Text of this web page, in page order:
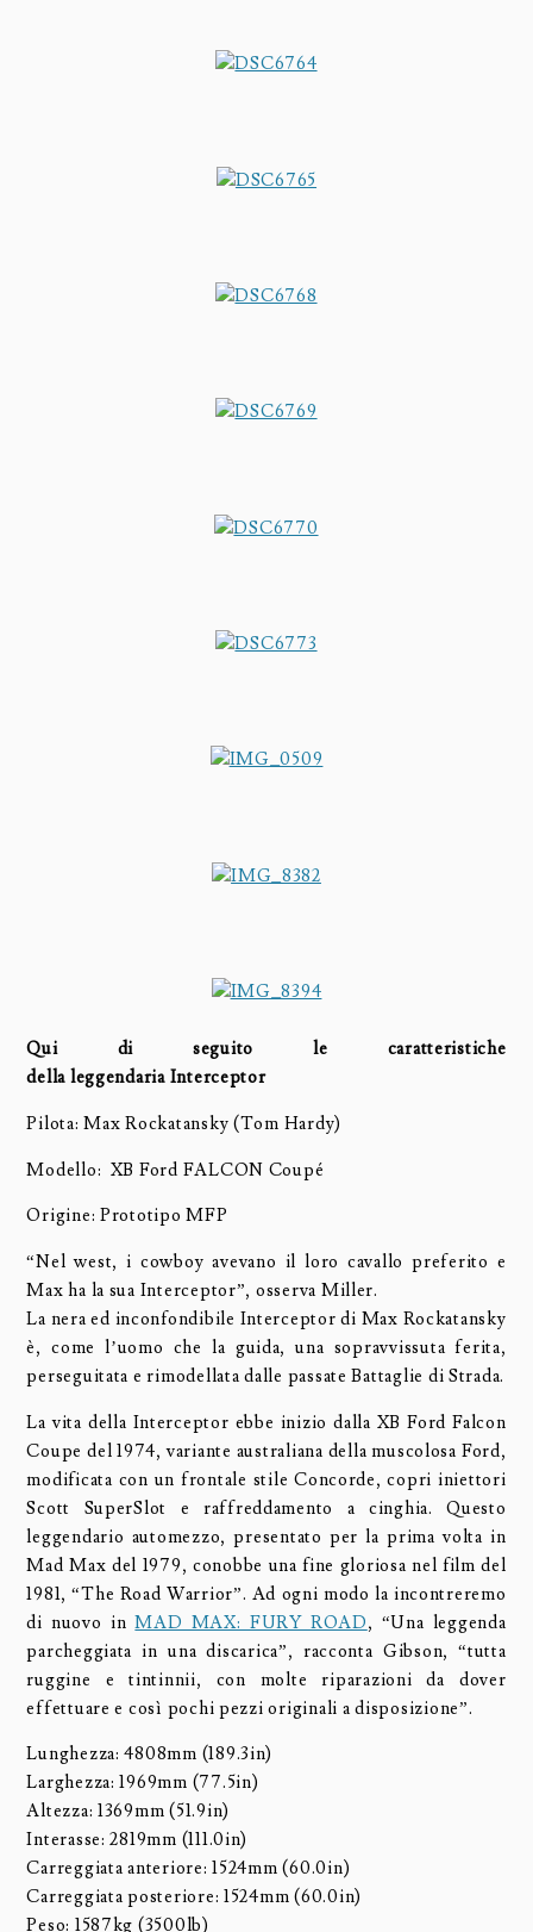
Qui di seguito le caratteristiche
della leggendaria Interceptor
Pilota: Max Rockatansky (Tom Hardy)
Modello: XB Ford FALCON Coupé
Origine: Prototipo MFP
“Nel west, i cowboy avevano il loro cavallo preferito e
Max ha la sua Interceptor”, osserva Miller.
La nera ed inconfondibile Interceptor di Max Rockatansky
è, come l’uomo che la guida, una sopravvissuta ferita,
perseguitata e rimodellata dalle passate Battaglie di Strada.
La vita della Interceptor ebbe inizio dalla XB Ford Falcon
Coupe del 1974, variante australiana della muscolosa Ford,
modificata con un frontale stile Concorde, copri iniettori
Scott SuperSlot e raffreddamento a cinghia. Questo
leggendario automezzo, presentato per la prima volta in
Mad Max del 1979, conobbe una fine gloriosa nel film del
1981, “The Road Warrior”. Ad ogni modo la incontreremo
di nuovo inMAD MAX: FURY ROAD, “Una leggenda
parcheggiata in una discarica”, racconta Gibson, “tutta
ruggine e tintinnii, con molte riparazioni da dover
effettuare e così pochi pezzi originali a disposizione”.
Lunghezza: 4808mm (189.3in)
Larghezza: 1969mm (77.5in)
Altezza: 1369mm (51.9in)
Interasse: 2819mm (111.0in)
Carreggiata anteriore: 1524mm (60.0in)
Carreggiata posteriore: 1524mm (60.0in)
Peso: 1587kg (3500lb)